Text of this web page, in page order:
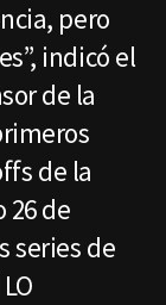
pero
indicó el
de la
de la
26 de
series de